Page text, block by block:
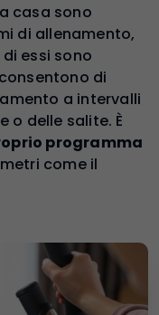
casa sono
di allenamento,
essi sono
di
a intervalli
o delle salite. È
programma
come il